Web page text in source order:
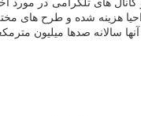
های تلگرامی در مورد
احیا هزینه شده و طرح های
سالانه صدها میلیون